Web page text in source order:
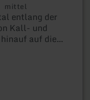
Anforderung:
mittel
entlang der
Kall- und
auf die